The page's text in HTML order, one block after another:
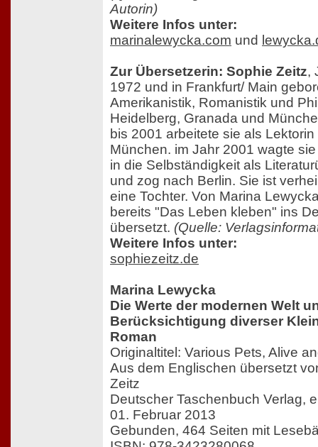
Autorin)
Weitere Infos unter:
marinalewycka.com und
Zur Übersetzerin: Sophie Zeitz,
1972 und in Frankfurt/ Main
Amerikanistik, Romanistik und
Heidelberg, Granada und
bis 2001 arbeitete sie als Lektorin
München. im Jahr 2001 wagte
in die Selbständigkeit als
und zog nach Berlin. Sie ist
eine Tochter. Von Marina
bereits "Das Leben kleben" ins
übersetzt. (Quelle:
Weitere Infos unter:
sophiezeitz.de
Marina Lewycka
Die Werte der modernen Welt
Berücksichtigung diverser
Roman
Originaltitel: Various Pets, Alive
Aus dem Englischen übersetzt
Zeitz
Deutscher Taschenbuch Verlag,
01. Februar 2013
Gebunden, 464 Seiten mit